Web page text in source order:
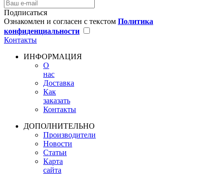
Подписаться
Ознакомлен и согласен с текстом Политика
конфиденциальности
Контакты
ИНФОРМАЦИЯ
О
нас
Доставка
Как
заказать
Контакты
ДОПОЛНИТЕЛЬНО
Производители
Новости
Статьи
Карта
сайта